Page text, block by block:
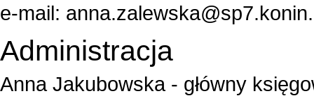
e-mail:
Administracja
Anna Jakubowska - główny